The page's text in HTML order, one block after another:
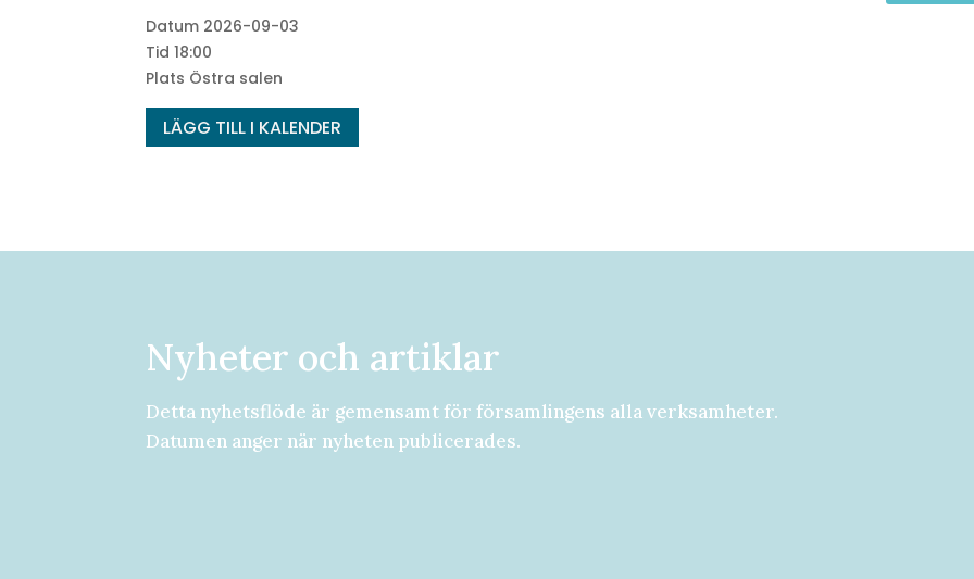
Datum 2026-09-03
Tid18:00
Plats Östra salen
LÄGG TILL I KALENDER
Nyheter och artiklar
Detta nyhetsflöde är gemensamt för församlingens alla verksamheter.
Datumen anger när nyheten publicerades.